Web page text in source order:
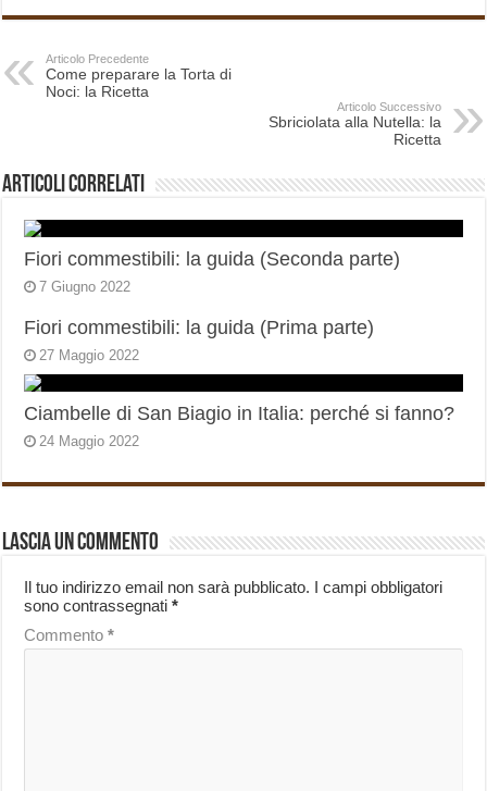
Articolo Precedente
Come preparare la Torta di
Noci: la Ricetta
Articolo Successivo
Sbriciolata alla Nutella: la
Ricetta
Articoli correlati
Fiori commestibili: la guida (Seconda parte)
7 Giugno 2022
Fiori commestibili: la guida (Prima parte)
27 Maggio 2022
Ciambelle di San Biagio in Italia: perché si fanno?
24 Maggio 2022
Lascia un commento
Il tuo indirizzo email non sarà pubblicato. I campi obbligatori
sono contrassegnati*
Commento*